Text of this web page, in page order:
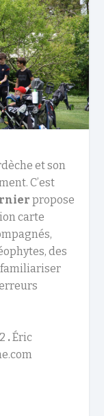
et son
C’est
propose
carte
des
familiariser
.Éric